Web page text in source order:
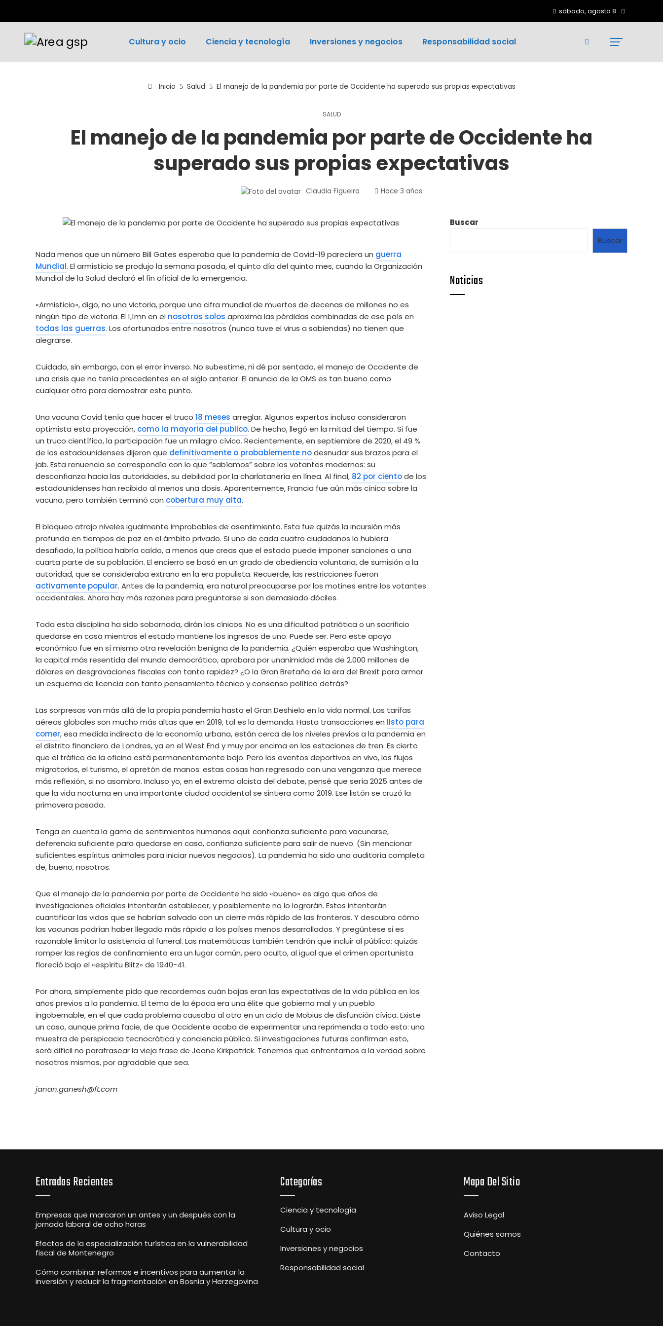
sábado, agosto 8
Cultura y ocio Ciencia y tecnología Inversiones y negocios Responsabilidad social
Inicio Salud El manejo de la pandemia por parte de Occidente ha superado sus propias expectativas
SALUD
El manejo de la pandemia por parte de Occidente ha
superado sus propias expectativas
Claudia Figueira Hace 3 años
Nada menos que un número Bill Gates esperaba que la pandemia de Covid-19 pareciera un guerra
Mundial. El armisticio se produjo la semana pasada, el quinto día del quinto mes, cuando la Organización
Mundial de la Salud declaró el fin oficial de la emergencia.
«Armisticio», digo, no una victoria, porque una cifra mundial de muertos de decenas de millones no es
ningún tipo de victoria. El 1,1mn en el nosotros solos aproxima las pérdidas combinadas de ese país en
todas las guerras. Los afortunados entre nosotros (nunca tuve el virus a sabiendas) no tienen que
alegrarse.
Cuidado, sin embargo, con el error inverso. No subestime, ni dé por sentado, el manejo de Occidente de
una crisis que no tenía precedentes en el siglo anterior. El anuncio de la OMS es tan bueno como
cualquier otro para demostrar este punto.
Una vacuna Covid tenía que hacer el truco 18 meses arreglar. Algunos expertos incluso consideraron
optimista esta proyección, como la mayoria del publico. De hecho, llegó en la mitad del tiempo. Si fue
un truco científico, la participación fue un milagro cívico. Recientemente, en septiembre de 2020, el 49 %
de los estadounidenses dijeron que definitivamente o probablemente nodesnudar sus brazos para el
jab. Esta renuencia se correspondía con lo que “sabíamos” sobre los votantes modernos: su
desconfianza hacia las autoridades, su debilidad por la charlatanería en línea. Al final, 82 por cientode los
estadounidenses han recibido al menos una dosis. Aparentemente, Francia fue aún más cínica sobre la
vacuna, pero también terminó con cobertura muy alta.
El bloqueo atrajo niveles igualmente improbables de asentimiento. Esta fue quizás la incursión más
profunda en tiempos de paz en el ámbito privado. Si uno de cada cuatro ciudadanos lo hubiera
desafiado, la política habría caído, a menos que creas que el estado puede imponer sanciones a una
cuarta parte de su población. El encierro se basó en un grado de obediencia voluntaria, de sumisión a la
autoridad, que se consideraba extraño en la era populista. Recuerde, las restricciones fueron
activamente popular. Antes de la pandemia, era natural preocuparse por los motines entre los votantes
occidentales. Ahora hay más razones para preguntarse si son demasiado dóciles.
Toda esta disciplina ha sido sobornada, dirán los cínicos. No es una dificultad patriótica o un sacrificio
quedarse en casa mientras el estado mantiene los ingresos de uno. Puede ser. Pero este apoyo
económico fue en sí mismo otra revelación benigna de la pandemia. ¿Quién esperaba que Washington,
la capital más resentida del mundo democrático, aprobara por unanimidad más de 2.000 millones de
dólares en desgravaciones fiscales con tanta rapidez? ¿O la Gran Bretaña de la era del Brexit para armar
un esquema de licencia con tanto pensamiento técnico y consenso político detrás?
Las sorpresas van más allá de la propia pandemia hasta el Gran Deshielo en la vida normal. Las tarifas
aéreas globales son mucho más altas que en 2019, tal es la demanda. Hasta transacciones en listo para
comer, esa medida indirecta de la economía urbana, están cerca de los niveles previos a la pandemia en
el distrito financiero de Londres, ya en el West End y muy por encima en las estaciones de tren. Es cierto
que el tráfico de la oficina está permanentemente bajo. Pero los eventos deportivos en vivo, los flujos
migratorios, el turismo, el apretón de manos: estas cosas han regresado con una venganza que merece
más reflexión, si no asombro. Incluso yo, en el extremo alcista del debate, pensé que sería 2025 antes de
que la vida nocturna en una importante ciudad occidental se sintiera como 2019. Ese listón se cruzó la
primavera pasada.
Tenga en cuenta la gama de sentimientos humanos aquí: confianza suficiente para vacunarse,
deferencia suficiente para quedarse en casa, confianza suficiente para salir de nuevo. (Sin mencionar
suficientes espíritus animales para iniciar nuevos negocios). La pandemia ha sido una auditoría completa
de, bueno, nosotros.
Que el manejo de la pandemia por parte de Occidente ha sido «bueno» es algo que años de
investigaciones oficiales intentarán establecer, y posiblemente no lo lograrán. Estos intentarán
cuantificar las vidas que se habrían salvado con un cierre más rápido de las fronteras. Y descubra cómo
las vacunas podrían haber llegado más rápido a los países menos desarrollados. Y pregúntese si es
razonable limitar la asistencia al funeral. Las matemáticas también tendrán que incluir al público: quizás
romper las reglas de confinamiento era un lugar común, pero oculto, al igual que el crimen oportunista
floreció bajo el «espíritu Blitz» de 1940-41.
Por ahora, simplemente pido que recordemos cuán bajas eran las expectativas de la vida pública en los
años previos a la pandemia. El tema de la época era una élite que gobierna mal y un pueblo
ingobernable, en el que cada problema causaba al otro en un ciclo de Mobius de disfunción cívica. Existe
un caso, aunque prima facie, de que Occidente acaba de experimentar una reprimenda a todo esto: una
muestra de perspicacia tecnocrática y conciencia pública. Si investigaciones futuras confirman esto,
será difícil no parafrasear la vieja frase de Jeane Kirkpatrick. Tenemos que enfrentarnos a la verdad sobre
nosotros mismos, por agradable que sea.
janan.ganesh@ft.com
Buscar
Buscar
Noticias
Entradas Recientes
Empresas que marcaron un antes y un después con la
jornada laboral de ocho horas
Efectos de la especialización turística en la vulnerabilidad
fiscal de Montenegro
Cómo combinar reformas e incentivos para aumentar la
inversión y reducir la fragmentación en Bosnia y Herzegovina
Categorías
Ciencia y tecnología
Cultura y ocio
Inversiones y negocios
Responsabilidad social
Mapa Del Sitio
Aviso Legal
Quiénes somos
Contacto